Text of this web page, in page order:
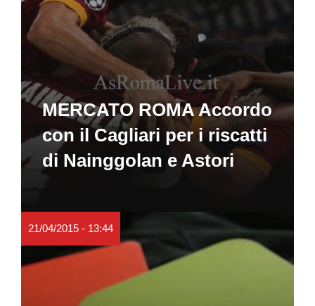
MERCATO ROMA Accordo
con il Cagliari per i riscatti
di Nainggolan e Astori
21/04/2015 - 13:44